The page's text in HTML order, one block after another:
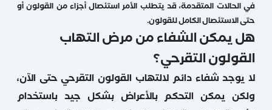
في الحالات المتقدمة، قد يتطلب الأمر استئصال أجزاء من القولون أو
حتى الاستئصال الكامل للقولون.
هل يمكن الشفاء من مرض التهاب
القولون التقرحي؟
لا يوجد شفاء دائم لالتهاب القولون التقرحي حتى الآن،
ولكن يمكن التحكم بالأعراض بشكل جيد باستخدام